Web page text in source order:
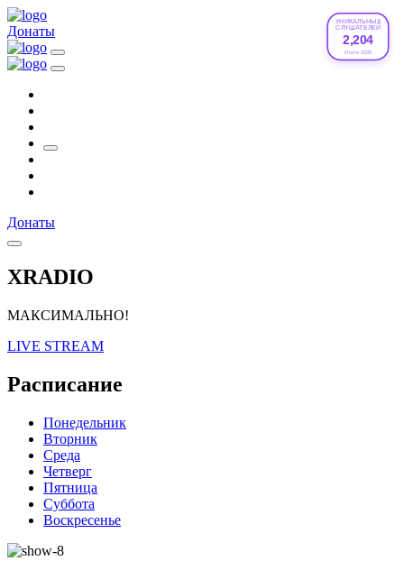
УНИКАЛЬНЫХ
СЛУШАТЕЛЕЙ
2,204
Июле 2026
Донаты
Донаты
XRADIO
МАКСИМАЛЬНО!
LIVE STREAM
Расписание
Понедельник
Вторник
Среда
Четверг
Пятница
Суббота
Воскресенье